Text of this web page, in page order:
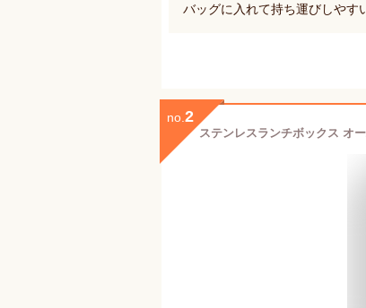
バッグに入れて持ち運びしやす
no. 2